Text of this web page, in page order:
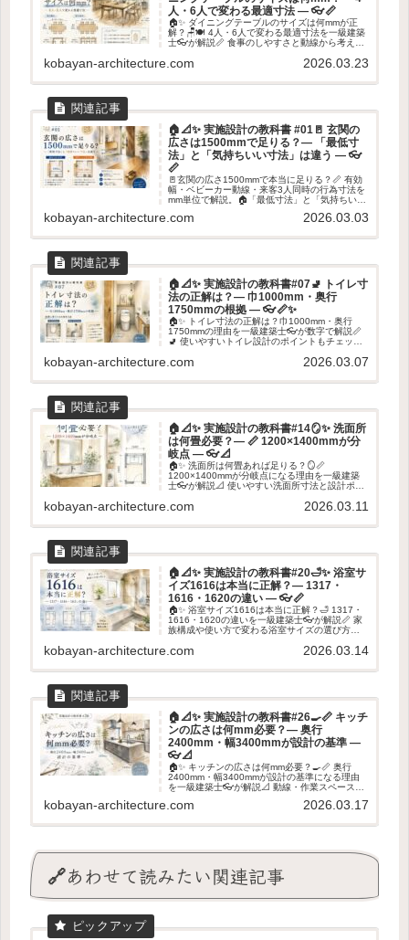
人・6人で変わる最適寸法 ― 👓📏
🏠✨ ダイニングテーブルのサイズは何mmが正
解？🪑🍽️ 4人・6人で変わる最適寸法を一級建築
士👓が解説📏 食事のしやすさと動線から考える
kobayan-architecture.com 2026.03.23
🏠📐✨ 実施設計の教科書 #01🚪 玄関の
広さは1500mmで足りる？― 「最低寸
法」と「気持ちいい寸法」は違う ― 👓
📏
🚪玄関の広さ1500mmで本当に足りる？📏 有効
幅・ベビーカー動線・来客3人同時の行為寸法を
mm単位で解説。🏠「最低寸法」と「気持ちいい
✨
kobayan-architecture.com 2026.03.03
🏠📐✨ 実施設計の教科書#07🚽 トイレ寸
法の正解は？― 巾1000mm・奥行
1750mmの根拠 ― 👓📏✨
🏠✨ トイレ寸法の正解は？巾1000mm・奥行
1750mmの理由を一級建築士👓が数字で解説📏
🚽 使いやすいトイレ設計のポイントもチェッ
kobayan-architecture.com 2026.03.07
🏠📐✨ 実施設計の教科書#14🪞✨ 洗面所
は何畳必要？― 📏 1200×1400mmが分
岐点 ― 👓📐
🏠✨ 洗面所は何畳あれば足りる？🪞📏
1200×1400mmが分岐点になる理由を一級建築
士👓が解説📐 使いやすい洗面所寸法と設計ポイ
kobayan-architecture.com 2026.03.11
🏠📐✨ 実施設計の教科書#20🛁✨ 浴室サ
イズ1616は本当に正解？― 1317・
1616・1620の違い ― 👓📏
🏠✨ 浴室サイズ1616は本当に正解？🛁 1317・
1616・1620の違いを一級建築士👓が解説📏 家
族構成や使い方で変わる浴室サイズの選び方を
kobayan-architecture.com 2026.03.14
🏠📐✨ 実施設計の教科書#26🍳📏 キッチ
ンの広さは何mm必要？― 奥行
2400mm・幅3400mmが設計の基準 ―
👓📐
🏠✨ キッチンの広さは何mm必要？🍳📏 奥行
2400mm・幅3400mmが設計の基準になる理由
を一級建築士👓が解説📐 動線・作業スペース・
します✨
kobayan-architecture.com 2026.03.17
🔗あわせて読みたい関連記事